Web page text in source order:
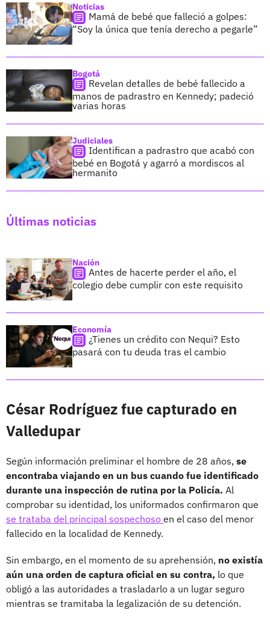
Noticias
Mamá de bebé que falleció a golpes:
“Soy la única que tenía derecho a pegarle”
Bogotá
Revelan detalles de bebé fallecido a
manos de padrastro en Kennedy; padeció
varias horas
Judiciales
Identifican a padrastro que acabó con
bebé en Bogotá y agarró a mordiscos al
hermanito
Últimas noticias
Nación
Antes de hacerte perder el año, el
colegio debe cumplir con este requisito
Economía
¿Tienes un crédito con Nequi? Esto
pasará con tu deuda tras el cambio
César Rodríguez fue capturado en
Valledupar
Según información preliminar el hombre de 28 años, se
encontraba viajando en un bus cuando fue identificado
durante una inspección de rutina por la Policía. Al
comprobar su identidad, los uniformados confirmaron que
se trataba del principal sospechoso en el caso del menor
fallecido en la localidad de Kennedy.
Sin embargo, en el momento de su aprehensión, no existía
aún una orden de captura oficial en su contra, lo que
obligó a las autoridades a trasladarlo a un lugar seguro
mientras se tramitaba la legalización de su detención.